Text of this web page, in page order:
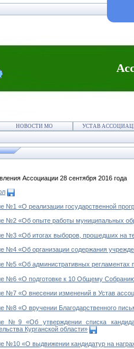
НОВОСТИ МО УСТАВ
Ассоциации 28 сентября 2016 года
№1 «О реализации государственной
№2 «Об опыте работы муниципальных
№3 «Об итогах выборов, прошедших на
№4 «Об организации содержания
№5 «Об административных регламентах
№6 «О подготовке к 10 Общему Собранию
№7 «О внесении изменений в Устав
№8 «О вручении Благодарственного
№9 «Об утверждении списка
Курганской области»
№10 «О выдвижении кандидатур на